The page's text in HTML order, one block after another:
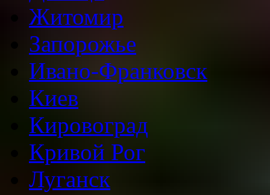
Житомир
Запорожье
Ивано-Франковск
Киев
Кировоград
Кривой Рог
Луганск